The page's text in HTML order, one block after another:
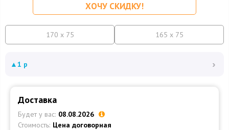
ХОЧУ СКИДКУ!
170 x 75 165 x 75
▲1 р ›
Доставка
Будет у вас: 08.08.2026
Стоимость: Цена договорная